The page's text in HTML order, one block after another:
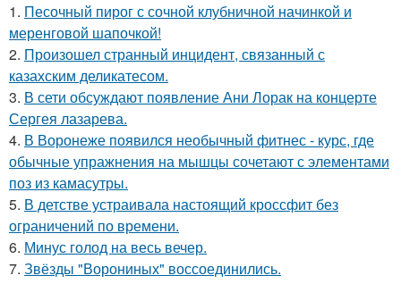
1. Песочный пирог с сочной клубничной начинкой и
меренговой шапочкой!
2. Произошел странный инцидент, связанный с
казахским деликатесом.
3. В сети обсуждают появление Ани Лорак на концерте
Сергея лазарева.
4. В Воронеже появился необычный фитнес - курс, где
обычные упражнения на мышцы сочетают с элементами
поз из камасутры.
5. В детстве устраивала настоящий кроссфит без
ограничений по времени.
6. Минус голод на весь вечер.
7. Звёзды "Ворониных" воссоединились.